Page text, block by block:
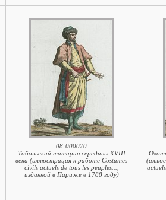
08-000070
Тобольский татарин середины XVIII
века (иллюстрация к работе Costumes
civils actuels de tous les peuples...,
изданной в Париже в 1788 году)